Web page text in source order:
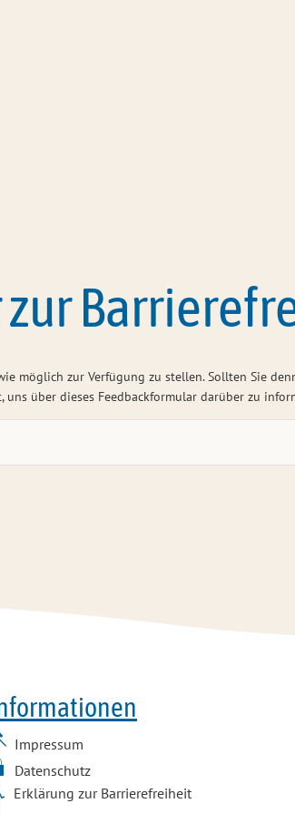
möglich zur Verfügung zu stellen. Sollten Sie
über dieses Feedbackformular darüber zu
Impressum
Datenschutz
Erklärung zur Barrierefreiheit